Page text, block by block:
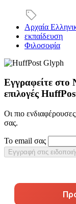
Αρχαία
εκπαίδευση
Φιλοσοφία
Εγγραφείτε στο
επιλογές
Οι πιο
σας.
Το email σας
Εγγραφή στις